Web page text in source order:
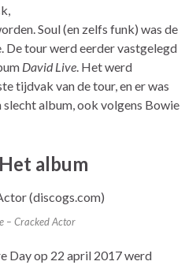
Soul (en zelfs funk) was de
De tour werd eerder vastgelegd
David Live. Het werd
tijdvak van de tour, en er was
album, ook volgens Bowie
album
– Cracked Actor
Day op 22 april 2017 werd